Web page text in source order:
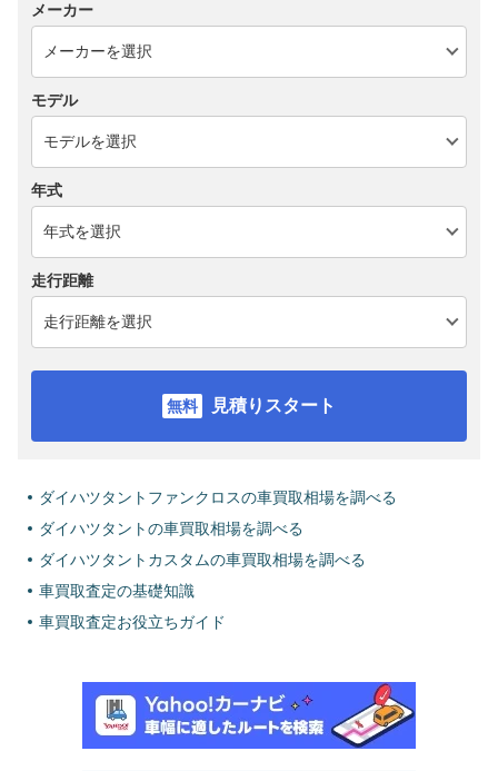
メーカー
モデル
年式
走行距離
見積りスタート
ダイハツタントファンクロスの車買取相場を調べる
ダイハツタントの車買取相場を調べる
ダイハツタントカスタムの車買取相場を調べる
車買取査定の基礎知識
車買取査定お役立ちガイド